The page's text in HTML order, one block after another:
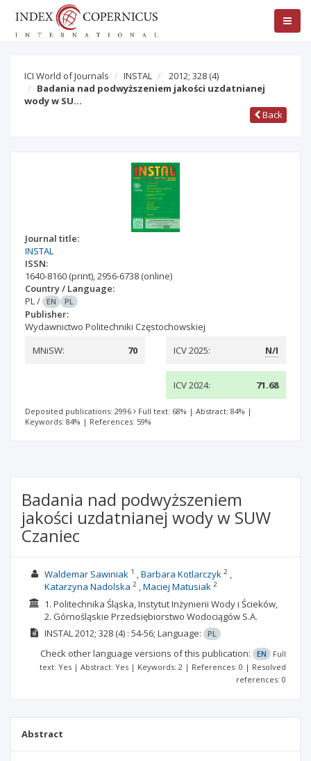
ICI World of Journals INSTAL 2012; 328 (4)
Badania nad podwyższeniem jakości uzdatnianej
wody w SU…
Back
Journal title:
INSTAL
ISSN:
1640-8160 (print),2956-6738 (online)
Country / Language:
PL/ EN PL
Publisher:
Wydawnictwo Politechniki Częstochowskiej
MNiSW:
70 ICV 2025: N/I
ICV 2024: 71.68
Deposited publications: 2996 Full text: 68% | Abstract: 84% |
Keywords: 84% | References: 59%
Badania nad podwyższeniem
jakości uzdatnianej wody w SUW
Czaniec
Waldemar Sawiniak 1 Barbara Kotlarczyk 2
Katarzyna Nadolska 2 Maciej Matusiak 2
1. Politechnika Śląska, Instytut Inżynierii Wody i Ścieków,
2. Górnośląskie Przedsiębiorstwo Wodociągów S.A.
INSTAL2012; 328(4) : 54-56; Language: PL
Check other language versions of this publication: EN
Full
text: Yes | Abstract: Yes | Keywords: 2 | References: 0 | Resolved
references: 0
Abstract